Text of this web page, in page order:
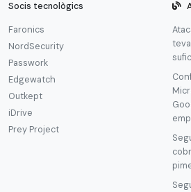
Socis tecnològics
Faronics
NordSecurity
Passwork
Edgewatch
Outkept
iDrive
Prey Project